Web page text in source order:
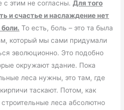
с этим не согласны.Для того
и счастье и наслаждение нет
То есть, боль – это та была
который мы сами придумали
эволюционно. Это подобно
окружают здание. Пока
леса нужны, это там, где
таскают. Потом, как
леса абсолютно